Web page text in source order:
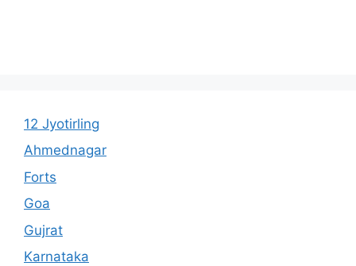
12 Jyotirling
Ahmednagar
Forts
Goa
Gujrat
Karnataka